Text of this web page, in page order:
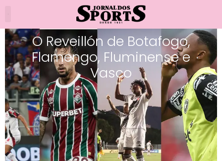
O Reveillón de Botafogo,
Flamengo, Fluminense e
Vasco